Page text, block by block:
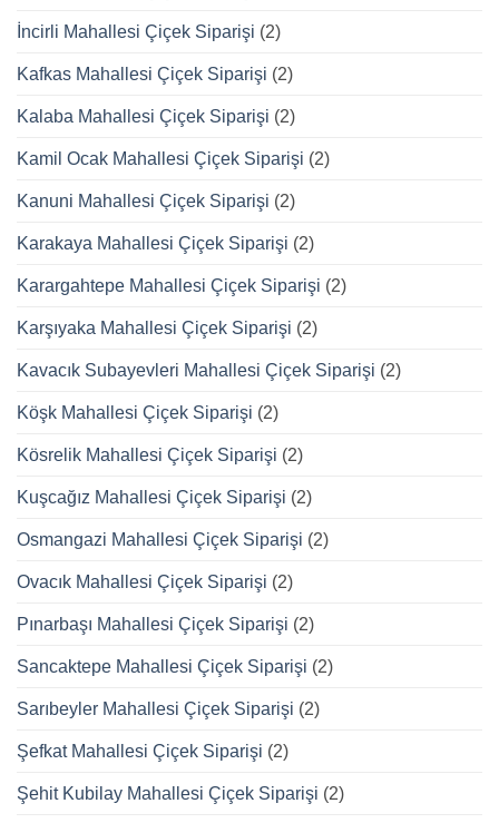
İncirli Mahallesi Çiçek Siparişi (2)
Kafkas Mahallesi Çiçek Siparişi (2)
Kalaba Mahallesi Çiçek Siparişi (2)
Kamil Ocak Mahallesi Çiçek Siparişi (2)
Kanuni Mahallesi Çiçek Siparişi (2)
Karakaya Mahallesi Çiçek Siparişi (2)
Karargahtepe Mahallesi Çiçek Siparişi (2)
Karşıyaka Mahallesi Çiçek Siparişi (2)
Kavacık Subayevleri Mahallesi Çiçek Siparişi (2)
Köşk Mahallesi Çiçek Siparişi (2)
Kösrelik Mahallesi Çiçek Siparişi (2)
Kuşcağız Mahallesi Çiçek Siparişi (2)
Osmangazi Mahallesi Çiçek Siparişi (2)
Ovacık Mahallesi Çiçek Siparişi (2)
Pınarbaşı Mahallesi Çiçek Siparişi (2)
Sancaktepe Mahallesi Çiçek Siparişi (2)
Sarıbeyler Mahallesi Çiçek Siparişi (2)
Şefkat Mahallesi Çiçek Siparişi (2)
Şehit Kubilay Mahallesi Çiçek Siparişi (2)